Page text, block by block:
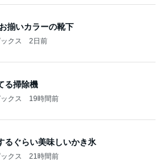
揃いカラーの靴下
クス 2日前
る掃除機
クス 19時間前
るぐらい美味しいかき氷
クス 21時間前